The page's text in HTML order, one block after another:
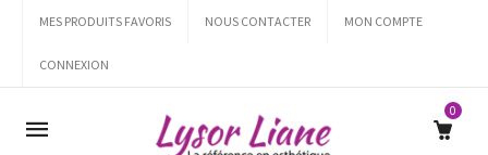
MES PRODUITS FAVORIS NOUS CONTACTER MON COMPTE
CONNEXION
Mobile
0